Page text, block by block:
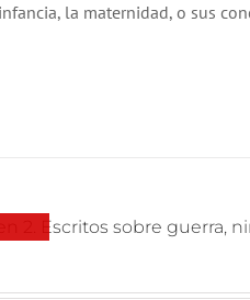
la maternidad, o sus
2. Escritos sobre